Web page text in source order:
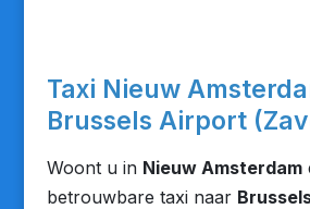
Taxi Nieuw
Brussels Airport
Woont u in Nieuw Amsterdam
betrouwbare taxi naar